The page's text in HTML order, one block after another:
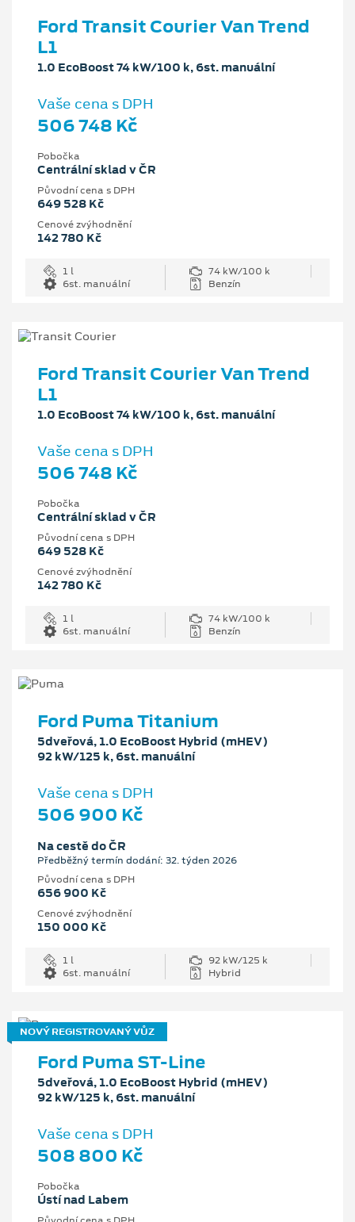
Ford Transit Courier Van Trend
L1
1.0 EcoBoost 74 kW/100 k, 6st. manuální
Vaše cena s DPH
506 748 Kč
Pobočka
Centrální sklad v ČR
Původní cena s DPH
649 528 Kč
Cenové zvýhodnění
142 780 Kč
1 l
74 kW/100 k
6st. manuální
Benzín
Ford Transit Courier Van Trend
L1
1.0 EcoBoost 74 kW/100 k, 6st. manuální
Vaše cena s DPH
506 748 Kč
Pobočka
Centrální sklad v ČR
Původní cena s DPH
649 528 Kč
Cenové zvýhodnění
142 780 Kč
1 l
74 kW/100 k
6st. manuální
Benzín
Ford Puma Titanium
5dveřová, 1.0 EcoBoost Hybrid (mHEV)
92 kW/125 k, 6st. manuální
Vaše cena s DPH
506 900 Kč
Na cestě do ČR
Předběžný termín dodání: 32. týden 2026
Původní cena s DPH
656 900 Kč
Cenové zvýhodnění
150 000 Kč
1 l
92 kW/125 k
6st. manuální
Hybrid
NOVÝ REGISTROVANÝ VŮZ
Ford Puma ST-Line
5dveřová, 1.0 EcoBoost Hybrid (mHEV)
92 kW/125 k, 6st. manuální
Vaše cena s DPH
508 800 Kč
Pobočka
Ústí nad Labem